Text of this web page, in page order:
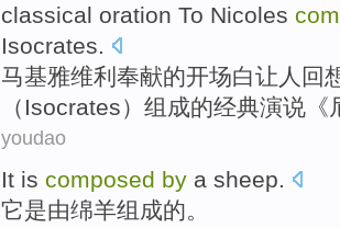
classical oration To Nicoles
Isocrates.
马基雅维利奉献的开场白让人 回
（ Isocrates） 组成的经典演说
youdao
It is composed by a sheep
它是由绵羊组成的。